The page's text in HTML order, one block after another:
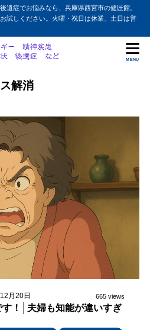
遺症でお悩みなら、兵庫県西宮市の健匠館。
試しください。火曜・祝日は休業、土日は営
MENU
解消
月20日 665 views
！│夫婦も知能が違いすぎ